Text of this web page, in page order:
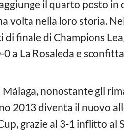
il quarto posto in
volta nella loro storia.
finale di Champions
a La Rosaleda e
nonostante gli
2013 diventa il nuovo
grazie al 3-1 inflitto al